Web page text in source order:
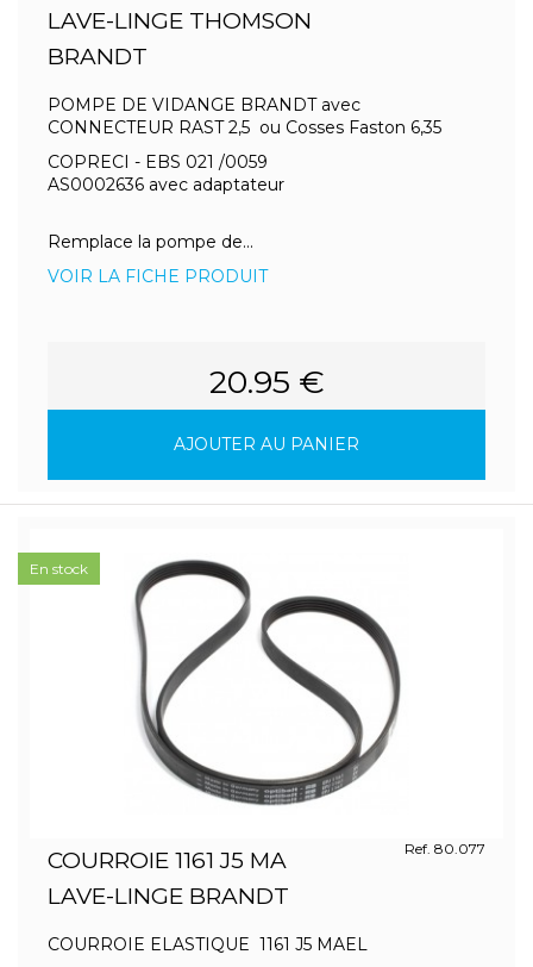
LAVE-LINGE THOMSON
BRANDT
POMPE DE VIDANGE BRANDT avec
CONNECTEUR RAST 2,5 ou Cosses Faston 6,35
COPRECI - EBS 021 /0059
AS0002636 avec adaptateur
Remplace la pompe de...
VOIR LA FICHE PRODUIT
20.95 €
AJOUTER AU PANIER
COURROIE 1161 J5 MA
LAVE-LINGE BRANDT
Ref. 80.077
COURROIE ELASTIQUE 1161 J5 MAEL
En stock